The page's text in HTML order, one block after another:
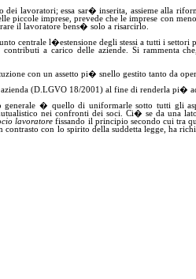
lavoratori; essa sar� inserita, assieme alla
piccole imprese, prevede che le imprese con
il lavoratore bens� solo a risarcirlo.
centrale l�estensione degli stessi a tutti i
a carico delle aziende. Si rammenta
con un assetto pi� snello gestito tanto da
(D.LGVO 18/2001) al fine di renderla pi�
� quello di uniformarle sotto tutti gli
nei confronti dei soci. Ci� se da una lato
lavoratore fissando il principio secondo cui tra
con lo spirito della suddetta legge, ha